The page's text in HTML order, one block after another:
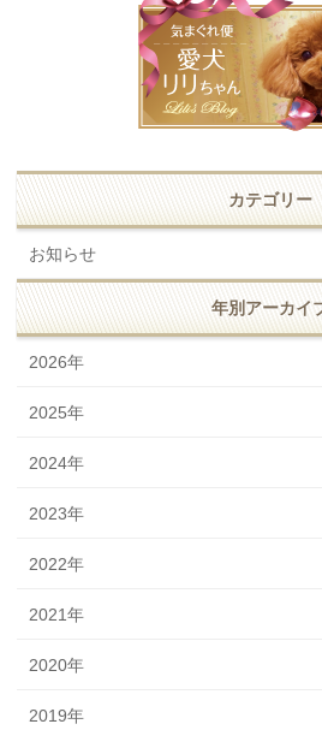
カテゴリー
お知らせ
年別アーカイ
2026年
2025年
2024年
2023年
2022年
2021年
2020年
2019年